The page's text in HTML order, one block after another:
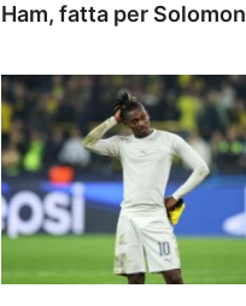
Ham, fatta per Solomon